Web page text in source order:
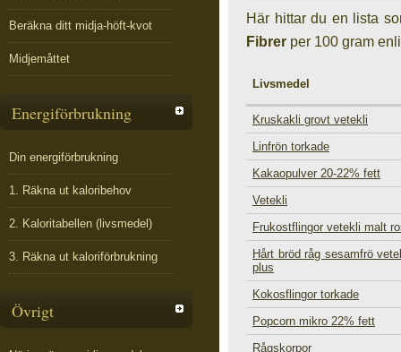
Beräkna ditt midja-höft-kvot
Midjemåttet
Energiförbrukning
Din energiförbrukning
1. Räkna ut kaloribehov
2. Kaloritabellen (livsmedel)
3. Räkna ut kaloriförbrukning
Övrigt
Här hittar du en lista
Fibrer per 100 gram
Livsmedel
Kruskakli grovt vetekli
Linfrön torkade
Kakaopulver 20-22% fett
Vetekli
Frukostflingor vetekli malt
Hårt bröd råg sesamfrö
plus
Kokosflingor torkade
Popcorn mikro 22% fett
Rågskorpor